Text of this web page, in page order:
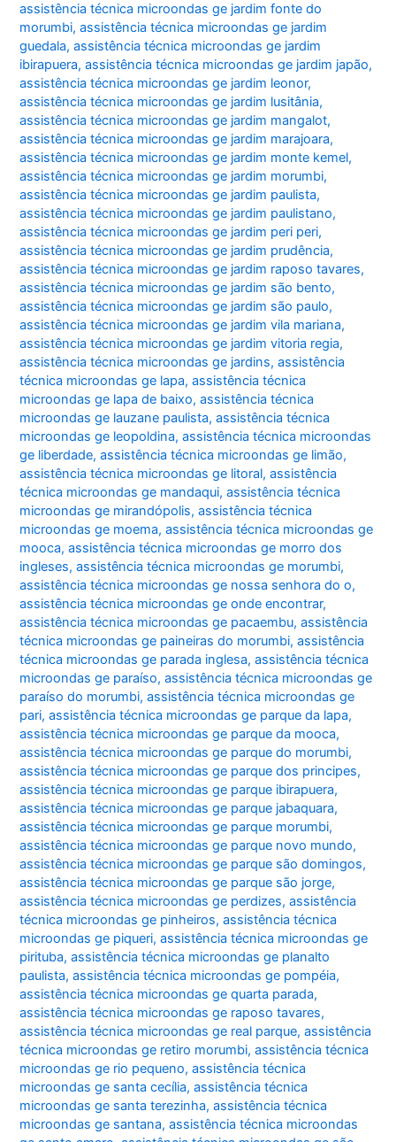
assistência técnica microondas ge jardim fonte do
morumbi,assistência técnica microondas ge jardim
guedala,assistência técnica microondas ge jardim
ibirapuera,assistência técnica microondas ge jardim japão,
assistência técnica microondas ge jardim leonor,
assistência técnica microondas ge jardim lusitânia,
assistência técnica microondas ge jardim mangalot,
assistência técnica microondas ge jardim marajoara,
assistência técnica microondas ge jardim monte kemel,
assistência técnica microondas ge jardim morumbi,
assistência técnica microondas ge jardim paulista,
assistência técnica microondas ge jardim paulistano,
assistência técnica microondas ge jardim peri peri,
assistência técnica microondas ge jardim prudência,
assistência técnica microondas ge jardim raposo tavares,
assistência técnica microondas ge jardim são bento,
assistência técnica microondas ge jardim são paulo,
assistência técnica microondas ge jardim vila mariana,
assistência técnica microondas ge jardim vitoria regia,
assistência técnica microondas ge jardins,assistência
técnica microondas ge lapa,assistência técnica
microondas ge lapa de baixo,assistência técnica
microondas ge lauzane paulista,assistência técnica
microondas ge leopoldina,assistência técnica microondas
ge liberdade,assistência técnica microondas ge limão,
assistência técnica microondas ge litoral,assistência
técnica microondas ge mandaqui,assistência técnica
microondas ge mirandópolis,assistência técnica
microondas ge moema,assistência técnica microondas ge
mooca,assistência técnica microondas ge morro dos
ingleses,assistência técnica microondas ge morumbi,
assistência técnica microondas ge nossa senhora do o,
assistência técnica microondas ge onde encontrar,
assistência técnica microondas ge pacaembu,assistência
técnica microondas ge paineiras do morumbi,assistência
técnica microondas ge parada inglesa,assistência técnica
microondas ge paraíso,assistência técnica microondas ge
paraíso do morumbi,assistência técnica microondas ge
pari,assistência técnica microondas ge parque da lapa,
assistência técnica microondas ge parque da mooca,
assistência técnica microondas ge parque do morumbi,
assistência técnica microondas ge parque dos principes,
assistência técnica microondas ge parque ibirapuera,
assistência técnica microondas ge parque jabaquara,
assistência técnica microondas ge parque morumbi,
assistência técnica microondas ge parque novo mundo,
assistência técnica microondas ge parque são domingos,
assistência técnica microondas ge parque são jorge,
assistência técnica microondas ge perdizes,assistência
técnica microondas ge pinheiros,assistência técnica
microondas ge piqueri,assistência técnica microondas ge
pirituba,assistência técnica microondas ge planalto
paulista,assistência técnica microondas ge pompéia,
assistência técnica microondas ge quarta parada,
assistência técnica microondas ge raposo tavares,
assistência técnica microondas ge real parque,assistência
técnica microondas ge retiro morumbi,assistência técnica
microondas ge rio pequeno,assistência técnica
microondas ge santa cecília,assistência técnica
microondas ge santa terezinha,assistência técnica
microondas ge santana,assistência técnica microondas